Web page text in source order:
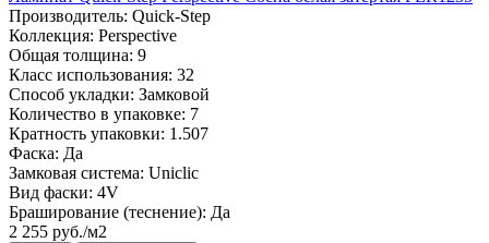
Производитель: Quick-Step
Коллекция: Perspective
Общая толщина: 9
Класс использования: 32
Способ укладки: Замковой
Количество в упаковке: 7
Кратность упаковки: 1.507
Фаска: Да
Замковая система: Uniclic
Вид фаски: 4V
Браширование (теснение): Да
2 255 руб./м2